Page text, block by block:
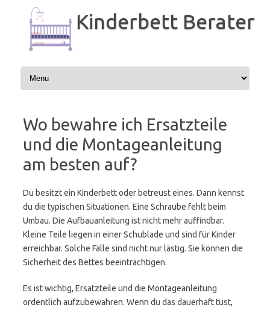
Inhalt
springen
Kinderbett Berater
Wo bewahre ich Ersatzteile
und die Montageanleitung
am besten auf?
Du besitzt ein Kinderbett oder betreust eines. Dann kennst
du die typischen Situationen. Eine Schraube fehlt beim
Umbau. Die Aufbauanleitung ist nicht mehr auffindbar.
Kleine Teile liegen in einer Schublade und sind für Kinder
erreichbar. Solche Fälle sind nicht nur lästig. Sie können die
Sicherheit des Bettes beeinträchtigen.
Es ist wichtig, Ersatzteile und die Montageanleitung
ordentlich aufzubewahren. Wenn du das dauerhaft tust,